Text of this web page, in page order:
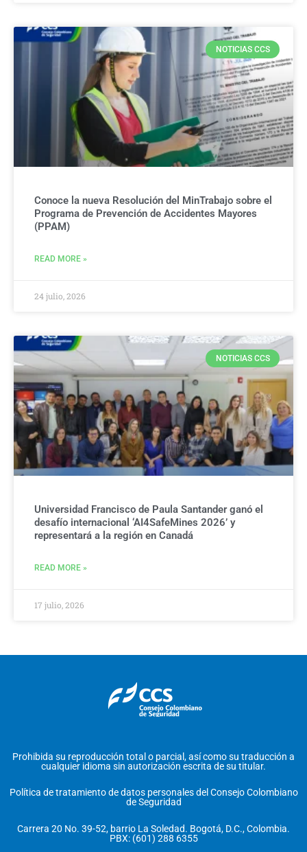
NOTICIAS CCS
Conoce la nueva Resolución del MinTrabajo sobre el
Programa de Prevención de Accidentes Mayores
(PPAM)
READ MORE »
24 julio, 2026
NOTICIAS CCS
Universidad Francisco de Paula Santander ganó el
desafío internacional ‘AI4SafeMines 2026’ y
representará a la región en Canadá
READ MORE »
17 julio, 2026
Prohibida su reproducción total o parcial, así como su traducción a
cualquier idioma sin autorización escrita de su titular.
Política de tratamiento de datos personales del Consejo Colombiano
de Seguridad
Carrera 20 No. 39-52, barrio La Soledad. Bogotá, D.C., Colombia.
PBX: (601) 288 6355